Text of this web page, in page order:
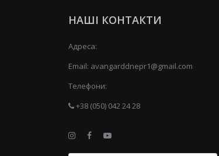
НАШІ КОНТАКТИ
Адреса:
Email: avangarddnepr1@gmail.com
Телефони:
+38 (050) 042 24 28